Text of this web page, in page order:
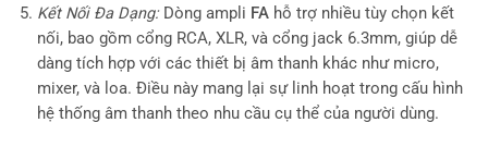
Kết Nối Đa Dạng: Dòng ampli FAhỗ trợ nhiều tùy chọn kết
nối, bao gồm cổng RCA, XLR, và cổng jack 6.3mm, giúp dễ
dàng tích hợp với các thiết bị âm thanh khác như micro,
mixer, và loa. Điều này mang lại sự linh hoạt trong cấu hình
hệ thống âm thanh theo nhu cầu cụ thể của người dùng.